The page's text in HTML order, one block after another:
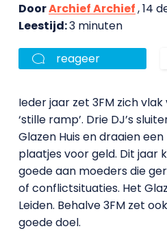
DoorArchief Archief, 14
Leestijd:3 minuten
reageer
Ieder jaar zet 3FM zich
‘stille ramp’. Drie DJ’s
Glazen Huis en draaien
plaatjes voor geld. Dit jaar
goede aan moeders die
of conflictsituaties. Het
Leiden. Behalve 3FM zet
goede doel.